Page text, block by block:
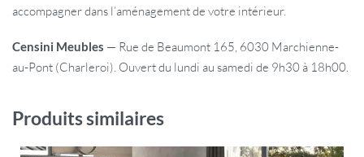
accompagner dans l’aménagement de votre intérieur.
Censini Meubles — Rue de Beaumont 165, 6030 Marchienne-
au-Pont (Charleroi). Ouvert du lundi au samedi de 9h30 à 18h00.
Produits similaires